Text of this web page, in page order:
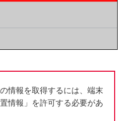
情報を取得するには、端末
情報」を許可する必要があ